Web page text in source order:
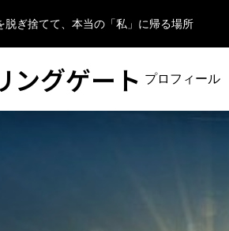
脱ぎ捨てて、本当の「私」に帰る場所
ングゲート プロフィール